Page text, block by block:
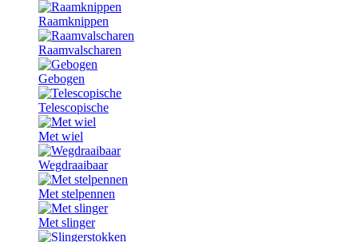
Raamknippen
Raamvalscharen
Gebogen
Telescopische
Met wiel
Wegdraaibaar
Met stelpennen
Met slinger